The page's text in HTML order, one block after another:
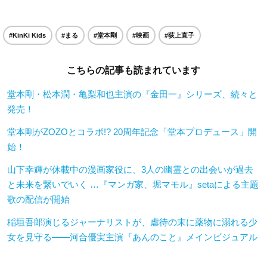
#KinKi Kids #まる #堂本剛 #映画 #荻上直子
こちらの記事も読まれています
堂本剛・松本潤・亀梨和也主演の『金田一』シリーズ、続々と
発売！
堂本剛がZOZOとコラボ!? 20周年記念「堂本プロデュース」開
始！
山下幸輝が休載中の漫画家役に、3人の幽霊との出会いが過去
と未来を繋いでいく …『マンガ家、堀マモル』setaによる主題
歌の配信が開始
稲垣吾郎演じるジャーナリストが、虐待の末に薬物に溺れる少
女を見守る――河合優実主演『あんのこと』メインビジュアル